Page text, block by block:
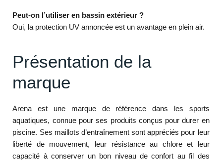
Peut-on l’utiliser en bassin extérieur ?
Oui, la protection UV annoncée est un avantage en plein air.
Présentation de la
marque
Arena est une marque de référence dans les sports
aquatiques, connue pour ses produits conçus pour durer en
piscine. Ses maillots d’entraînement sont appréciés pour leur
liberté de mouvement, leur résistance au chlore et leur
capacité à conserver un bon niveau de confort au fil des